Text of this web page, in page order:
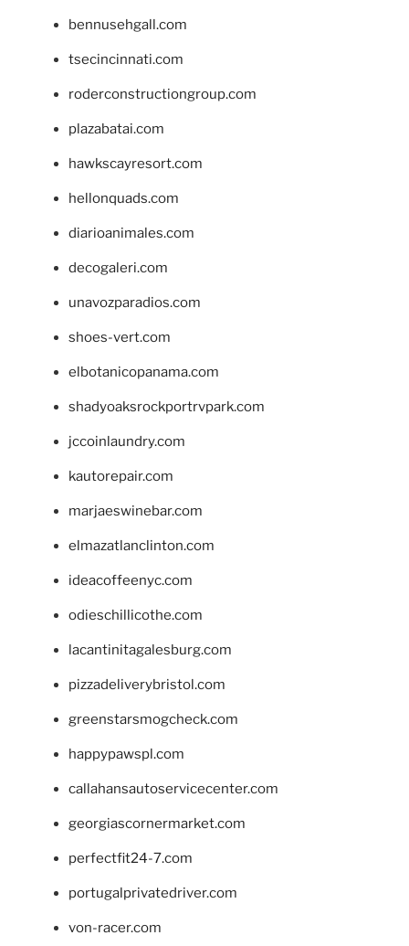
bennusehgall.com
tsecincinnati.com
roderconstructiongroup.com
plazabatai.com
hawkscayresort.com
hellonquads.com
diarioanimales.com
decogaleri.com
unavozparadios.com
shoes-vert.com
elbotanicopanama.com
shadyoaksrockportrvpark.com
jccoinlaundry.com
kautorepair.com
marjaeswinebar.com
elmazatlanclinton.com
ideacoffeenyc.com
odieschillicothe.com
lacantinitagalesburg.com
pizzadeliverybristol.com
greenstarsmogcheck.com
happypawspl.com
callahansautoservicecenter.com
georgiascornermarket.com
perfectfit24-7.com
portugalprivatedriver.com
von-racer.com